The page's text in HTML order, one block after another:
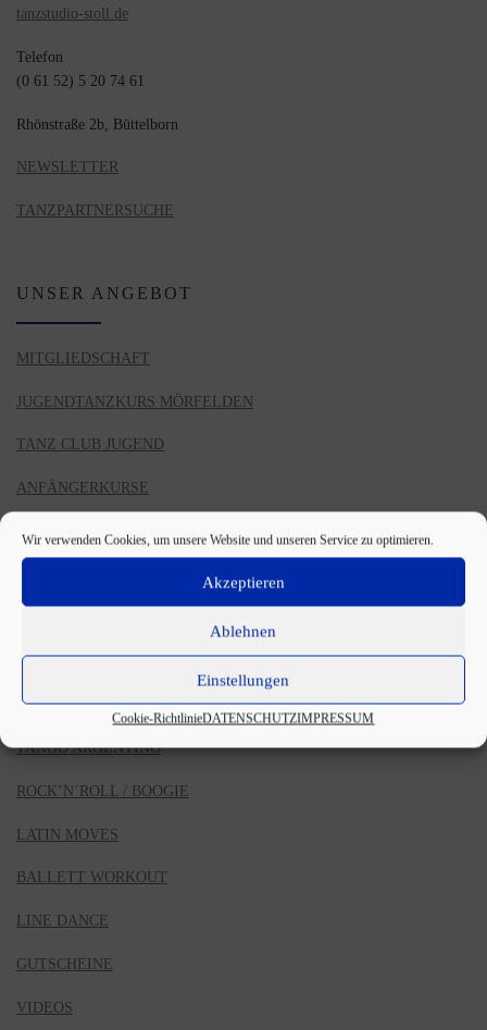
Wir verwenden Cookies, um unsere Website und unseren Service zu optimieren.
Akzeptieren
Ablehnen
Einstellungen
Cookie-RichtlinieDATENSCHUTZIMPRESSUM
tanzstudio-stoll.de
Telefon
(0 61 52) 5 20 74 61
Rhönstraße 2b, Büttelborn
NEWSLETTER
TANZPARTNERSUCHE
UNSER ANGEBOT
MITGLIEDSCHAFT
JUGENDTANZKURS MÖRFELDEN
TANZ CLUB JUGEND
ANFÄNGERKURSE
HOCHZEITSKURSE
TANZ CLUB
SALSA / BACHATA
TANGO ARGENTINO
ROCK’N’ROLL / BOOGIE
LATIN MOVES
BALLETT WORKOUT
LINE DANCE
GUTSCHEINE
VIDEOS